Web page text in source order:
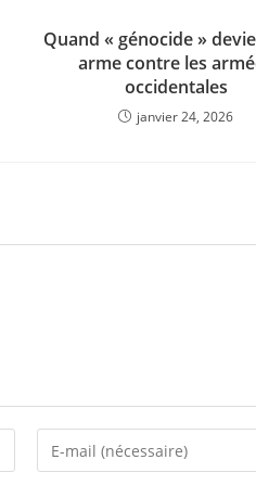
Quand « génocide »
arme contre les
occidentales
janvier 24, 2026